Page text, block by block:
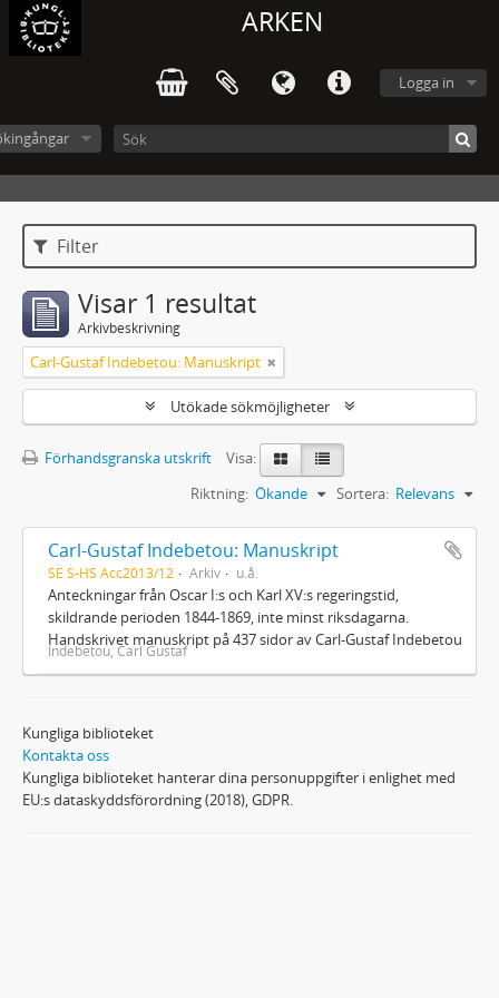
ARKEN
Logga in
Filter
Visar 1 resultat
Arkivbeskrivning
Carl-Gustaf Indebetou: Manuskript
Utökade sökmöjligheter
Förhandsgranska utskrift
Visa:
Sortera: Relevans
Riktning: Ökande
Carl-Gustaf Indebetou: Manuskript
SE S-HS Acc2013/12 Arkiv u.å.
Anteckningar från Oscar I:s och Karl XV:s regeringstid,
skildrande perioden 1844-1869, inte minst riksdagarna.
Handskrivet manuskript på 437 sidor av Carl-Gustaf Indebetou
Indebetou, Carl Gustaf
Kungliga biblioteket
Kontakta oss
Kungliga biblioteket hanterar dina personuppgifter i enlighet med
EU:s dataskyddsförordning (2018), GDPR.